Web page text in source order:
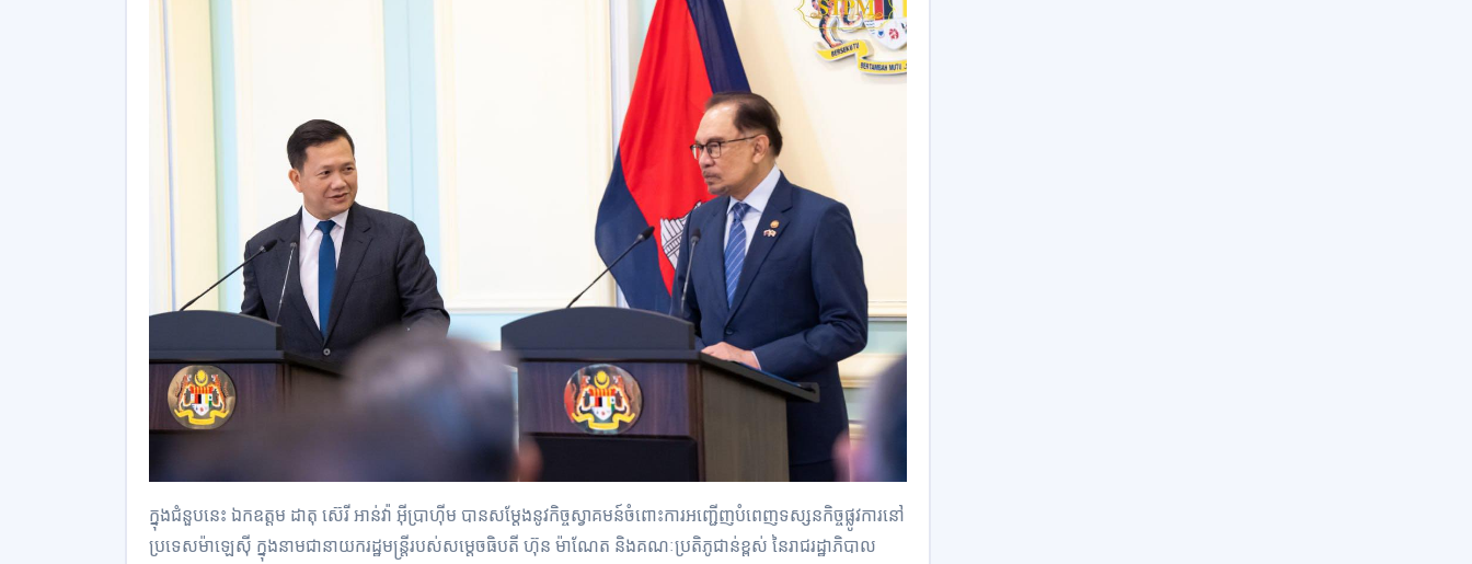
ក្នុងជំនួបនេះ ឯកឧត្តម ដាតុ ស៊េរី អាន់វ៉ា អ៊ីប្រាហ៊ីម បានសម្តែងនូវកិច្ចស្វាគមន៍ចំពោះការអញ្ជើញបំពេញទស្សនកិច្ចផ្លូវការនៅ
ប្រទេសម៉ាឡេស៊ី ក្នុងនាមជានាយករដ្ឋមន្ត្រីរបស់សម្តេចធិបតី ហ៊ុន ម៉ាណែត និងគណៈប្រតិភូជាន់ខ្ពស់ នៃរាជរដ្ឋាភិបាល